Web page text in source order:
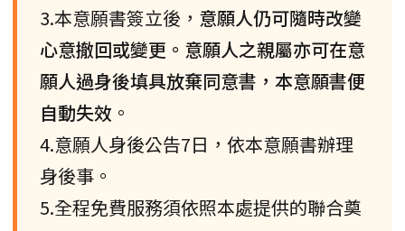
3.本意願書簽立後， 意願人仍可隨時改變
心意撤回或變更。意願人之親屬亦可在意
願人過身後填具放棄同意書，本意願書便
自動失效 。
4.意願人身後公告7日，依本意願書辦理
身後事。
5.全程免費服務須依照本處提供的聯合奠